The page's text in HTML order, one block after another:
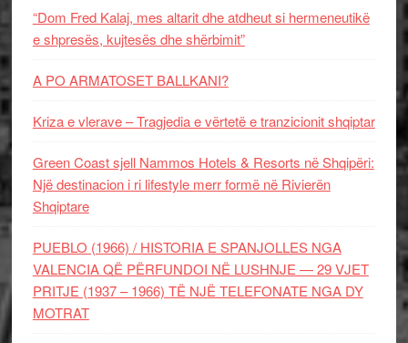
“Dom Fred Kalaj, mes altarit dhe atdheut si hermeneutikë
e shpresës, kujtesës dhe shërbimit”
A PO ARMATOSET BALLKANI?
Kriza e vlerave – Tragjedia e vërtetë e tranzicionit shqiptar
Green Coast sjell Nammos Hotels & Resorts në Shqipëri:
Një destinacion i ri lifestyle merr formë në Rivierën
Shqiptare
PUEBLO (1966) / HISTORIA E SPANJOLLES NGA
VALENCIA QË PËRFUNDOI NË LUSHNJE — 29 VJET
PRITJE (1937 – 1966) TË NJË TELEFONATE NGA DY
MOTRAT